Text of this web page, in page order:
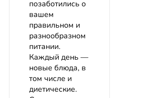
позаботились о
вашем
правильном и
разнообразном
питании.
Каждый день —
новые блюда, в
том числе и
диетические.